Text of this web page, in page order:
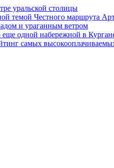
уральской столицы
темой Честного маршрута
и ураганным ветром
одной набережной в
самых